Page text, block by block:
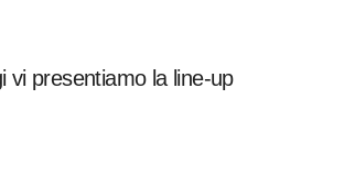
vi presentiamo la line-up